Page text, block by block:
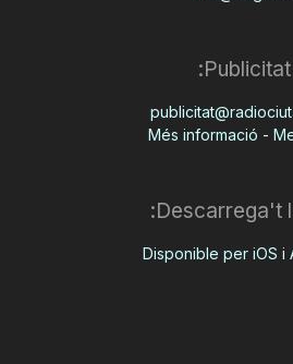
Publicitat:
Més informació -
Descarrega't
Disponible per iOS i